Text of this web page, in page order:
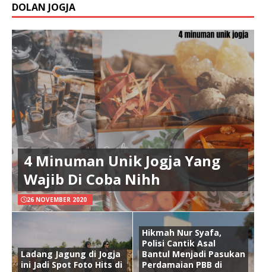
DOLAN JOGJA
4 Minuman Unik Jogja Yang
Wajib Di Coba Nihh
26 NOVEMBER 2020
Ladang Jagung di Jogja
ini Jadi Spot Foto Hits di
Hikmah Nur Syafa,
Polisi Cantik Asal
Bantul Menjadi Pasukan
Perdamaian PBB di